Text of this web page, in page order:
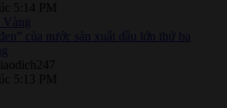
5:14 PM
Vàng
của nước sản xuất dầu lớn thứ ba
5:13 PM